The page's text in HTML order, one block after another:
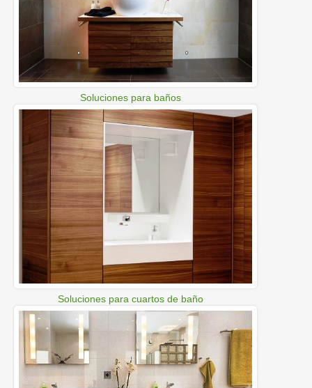
Soluciones para baños
Soluciones para cuartos de baño